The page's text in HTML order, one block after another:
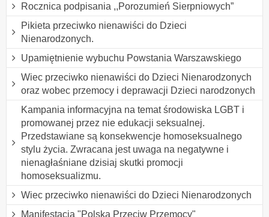
Rocznica podpisania ,,Porozumień Sierpniowych”
Pikieta przeciwko nienawiści do Dzieci
Nienarodzonych.
Upamiętnienie wybuchu Powstania Warszawskiego
Wiec przeciwko nienawiści do Dzieci Nienarodzonych
oraz wobec przemocy i deprawacji Dzieci narodzonych
Kampania informacyjna na temat środowiska LGBT i
promowanej przez nie edukacji seksualnej.
Przedstawiane są konsekwencje homoseksualnego
stylu życia. Zwracana jest uwaga na negatywne i
nienagłaśniane dzisiaj skutki promocji
homoseksualizmu.
Wiec przeciwko nienawiści do Dzieci Nienarodzonych
Manifestacja "Polska Przeciw Przemocy"